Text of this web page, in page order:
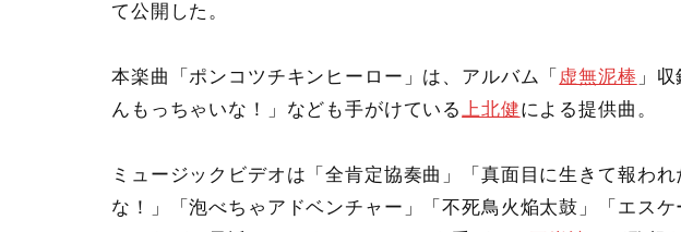
て公開した。
本楽曲「ポンコツチキンヒーロー」は、アルバム「 虚無泥棒 」
んもっちゃいな！」なども手がけている上北健による提供曲。
ミュージックビデオは「全肯定協奏曲」「真面目に生きて報わ
な！」「泡べちゃアドベンチャー」「不死鳥火焔太鼓」「エス